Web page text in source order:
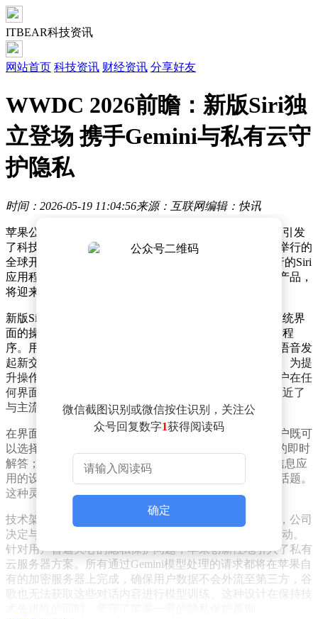
ITBEAR科技资讯
网站首页 科技资讯 财经资讯 分享好友
WWDC 2026前瞻：新版Siri独
立登场 携手Gemini与私有云守
护隐私
时间：2026-05-19 11:04:56来源：互联网编辑：快讯
苹果公司即将对其语音助手Siri进行重大升级，这一消息引发
了科技界的广泛关注。据可靠消息，苹果计划在下个月举行的
全球开发者大会（WWDC 2026）上，首次推出独立运行的Siri
应用程序测试版。这款曾因技术挑战而推迟两年发布的产品，
将迎来核心架构和交互逻辑的全面革新。
新版Siri的最大亮点在于其独立性设计。与传统依附于系统界
面的操作方式不同，升级后的Siri将成为完全独立的应用程
序。用户不仅能够查看历史对话记录，还能通过文字或语音发
起新交互，更首次支持直接上传文件进行复杂任务处理。为提
升操作便捷性，苹果特别设计了全局手势功能，允许用户在任
何界面通过简单手势快速唤醒Siri界面，这种设计显著拉近了
与主流AI助手的交互体验差距。
在界面设计方面，开发团队提供了双视图切换模式。用户既可
以选择类似ChatGPT的单次对话视图，专注于当前问题的即时
解答；也能切换至聊天列表视图，这种布局借鉴了iOS信息应
用的设计理念，方便用户追溯对话历史并延续未完成的话题。
这种灵活的界面设计充分考虑了不同用户的使用习惯。
技术架构层面，苹果做出了战略性调整。经过审慎评估，公司
决定与谷歌合作，采用Gemini模型作为新版Siri的核心驱动。
针对用户普遍关心的隐私保护问题，苹果创新性地引入了私有
云服务器方案。所有通过Gemini模型处理的请求都将在苹果自
有的加密服务器上完成，确保用户数据不会外流至第三方，谷
歌也无法获取这些对话内容进行模型训练。这种设计在保持技
微信截图识别或微信按住识别，关注公
众号回复数字1获得阅读码
确定